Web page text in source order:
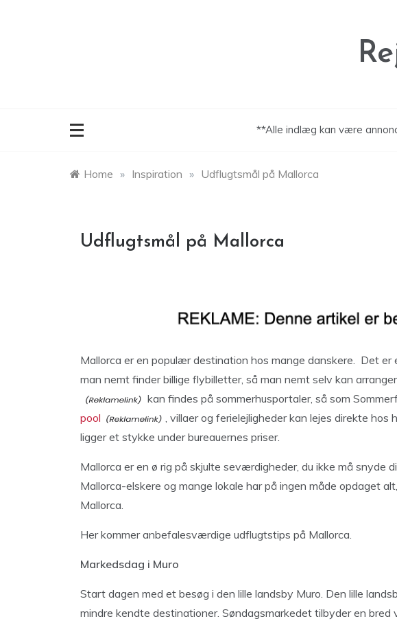
**Alle indlæg kan være
Home » Inspiration » Udflugtsmål på Mallorca
Udflugtsmål på Mallorca
Mallorca er en populær destination hos mange danskere. Det
man nemt finder billige flybilletter, så man nemt selv kan
kan findes på sommerhusportaler, så som
pool
, villaer og ferielejligheder kan lejes direkte
ligger et stykke under bureauernes priser.
Mallorca er en ø rig på skjulte seværdigheder, du ikke må snyde
Mallorca-elskere og mange lokale har på ingen måde opdaget
Mallorca.
Her kommer anbefalesværdige udflugtstips på Mallorca.
Markedsdag i Muro
Start dagen med et besøg i den lille landsby Muro. Den lille
mindre kendte destinationer. Søndagsmarkedet tilbyder en